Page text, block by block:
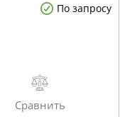
По запросу